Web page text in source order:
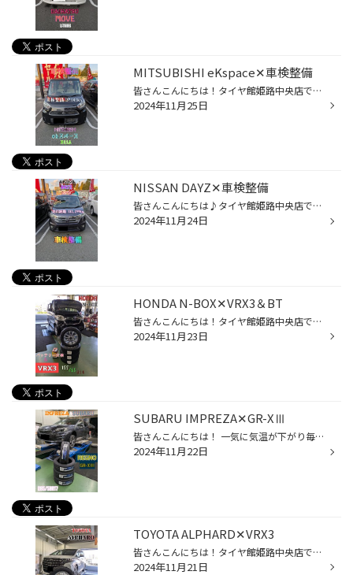
MITSUBISHI eKspace✕車検整備
皆さんこんにちは！タイヤ館姫路中央店です♪ 本日はeKスペースの車検整備をご紹介致します♪ ◆点検・整備メニュー ・24ヶ月法定点検 ・ブレーキオイル交換 ・冷却水添加剤 ・エアーエレメント交換 ・エアコンフィルター交換 ・バッテリー交換 ・ワイパー(フロント)交換 ・ヘッドライトコーティング ...
2024年11月25日
NISSAN DAYZ✕車検整備
皆さんこんにちは♪タイヤ館姫路中央店です！ 本日はデイズの車検整備をご紹介致します(*^^*) 今回はいつも当店で作業をご利用頂いてるお客様になります！ いつもありがとうございます！ ◆点検・整備メニュー ・24ヶ月法定点検 ・ブレーキオイル交換 ・冷却水添加剤 ・エアーエレメント交換 ・タイロ...
2024年11月24日
HONDA N-BOX✕VRX3＆BT
皆さんこんにちは！タイヤ館姫路中央店です♪ 本日はN-BOXのスタッドレスタイヤ装着をご紹介致します。 今回ご購入頂いたのはBLIZZAK VRX3になります。 BLIZZAK VRX3の詳細はコチラ 氷上性能とライフ、効き持ちが大幅に向上した最新モデルのスタッドレスタイヤになります。 最高峰の安全性とコスパの...
2024年11月23日
SUBARU IMPREZA✕GR-XⅢ
皆さんこんにちは！ 一気に気温が下がり毎朝冬を実感し始めてきましたが皆さん如何お過ごしですか? 本日はインプレッサのタイヤ交換をご紹介致します(*^^*) 今回ご購入頂いたのはREGNO GR-XⅢになります。 REGNO GR-XⅢの詳細はコチラ GR-XⅢは今年の2月に発売されたレグノシリーズの最新モデルになり...
2024年11月22日
TOYOTA ALPHARD✕VRX3
皆さんこんにちは！タイヤ館姫路中央店です♪ 本日はアルファードのスタッドレスタイヤ装着をご紹介致します。 今回ご購入頂いたのはBLIZZAK VRX3になります。 BLIZZAK VRX3の詳細はコチラ VRX3はブリヂストンスタッドレスの最新モデルになります。 氷上性能に大変優れており、非降雪地域にもマッチ...
2024年11月21日